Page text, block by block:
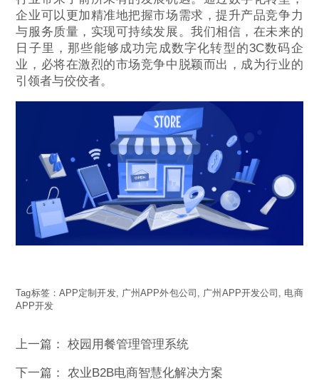
企业可以更加精准地把握市场需求，提升产品竞争力
与服务质量，实现可持续发展。我们相信，在未来的
日子里，那些能够成功完成数字化转型的3C数码企
业，必将在激烈的市场竞争中脱颖而出，成为行业的
引领者与佼佼者。
Tag标签：APP定制开发, 广州APP外包公司 广州APP开发公司
电商
APP开发
上一篇：校园用餐管理管理系统
下一篇：农业B2B电商智慧化解决方案